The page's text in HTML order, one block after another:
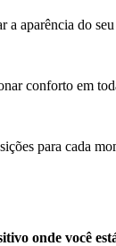
aparência do
conforto em
para cada
onde você